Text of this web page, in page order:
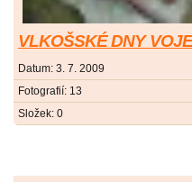
Datum: 3. 7. 2009
Fotografií: 13
Složek: 0